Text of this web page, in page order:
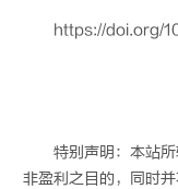
https://doi.org/
特别声明：本站
非盈利之目的，同时